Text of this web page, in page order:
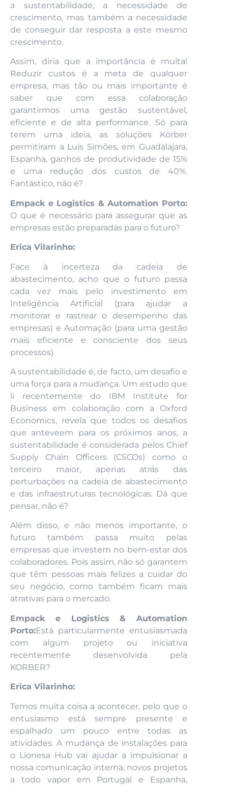
a sustentabilidade, a necessidade de
crescimento, mas também a necessidade
de conseguir dar resposta a este mesmo
crescimento.
Assim, diria que a importância é muita!
Reduzir custos é a meta de qualquer
empresa, mas tão ou mais importante é
saber que com essa colaboração
garantirmos uma gestão sustentável,
eficiente e de alta performance. Só para
terem uma ideia, as soluções Körber
permitiram a Luís Simões, em Guadalajara,
Espanha, ganhos de produtividade de 15%
e uma redução dos custos de 40%.
Fantástico, não é?
Empack e Logistics & Automation Porto:
O que é necessário para assegurar que as
empresas estão preparadas para o futuro?
Erica Vilarinho:
Face à incerteza da cadeia de
abastecimento, acho que o futuro passa
cada vez mais pelo investimento em
Inteligência Artificial (para ajudar a
monitorar e rastrear o desempenho das
empresas) e Automação (para uma gestão
mais eficiente e consciente dos seus
processos).
A sustentabilidade é, de facto, um desafio e
uma força para a mudança. Um estudo que
li recentemente do IBM Institute for
Business em colaboração com a Oxford
Economics, revela que todos os desafios
que anteveem para os próximos anos, a
sustentabilidade é considerada pelos Chief
Supply Chain Officers (CSCOs) como o
terceiro maior, apenas atrás das
perturbações na cadeia de abastecimento
e das infraestruturas tecnológicas. Dá que
pensar, não é?
Além disso, e não menos importante, o
futuro também passa muito pelas
empresas que investem no bem-estar dos
colaboradores. Pois assim, não só garantem
que têm pessoas mais felizes a cuidar do
seu negócio, como também ficam mais
atrativas para o mercado.
Empack e Logistics & Automation
Porto:Está particularmente entusiasmada
com algum projeto ou iniciativa
recentemente desenvolvida pela
KORBER?
Erica Vilarinho:
Temos muita coisa a acontecer, pelo que o
entusiasmo está sempre presente e
espalhado um pouco entre todas as
atividades. A mudança de instalações para
o Lionesa Hub vai ajudar a impulsionar a
nossa comunicação interna, novos projetos
a todo vapor em Portugal e Espanha,